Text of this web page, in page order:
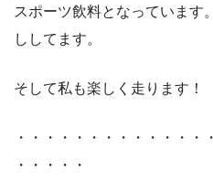
スポーツ飲料となっていま
ししてます。
そして私も楽しく走ります！
・・・・・・・・・・・・・
・・・・・